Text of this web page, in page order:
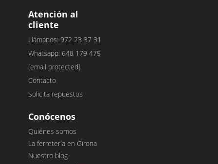
Atención al
cliente
Llámanos: 972 23 37 31
Whatsapp: 648 179 479
[email protected]
Contacto
Solicita repuestos
Conócenos
Quiénes somos
La ferretería en Girona
Nuestro blog